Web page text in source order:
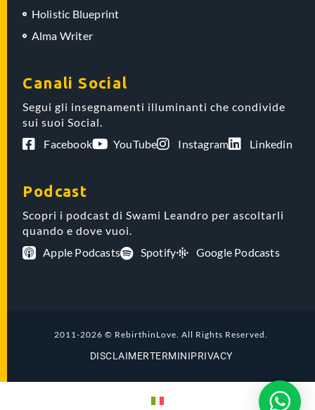
Holistic Blueprint
Alma Writer
Canali Social
Segui gli insegnamenti illuminanti che condivide
sui suoi Social.
Facebook
YouTube Instagram Linkedin
Podcast
Scopri i podcast di Swami Leandro per ascoltarli
quando e dove vuoi.
Apple Podcasts
Spotify Google Podcasts
2011-2026 © RebirthinLove. All Rights Reserved.
DISCLAIMERTERMINIPRIVACY